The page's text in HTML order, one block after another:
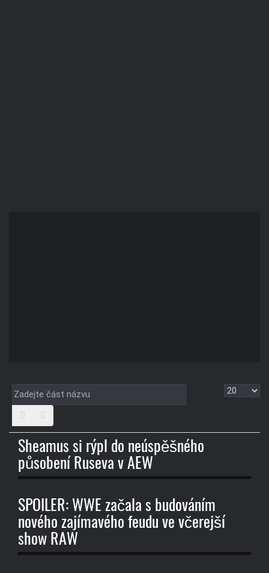
Zadejte
část
Zobrazit
Sheamus si rýpl do neúspěšného
působení Ruseva v AEW
SPOILER: WWE začala s budováním
nového zajímavého feudu ve včerejší
show RAW